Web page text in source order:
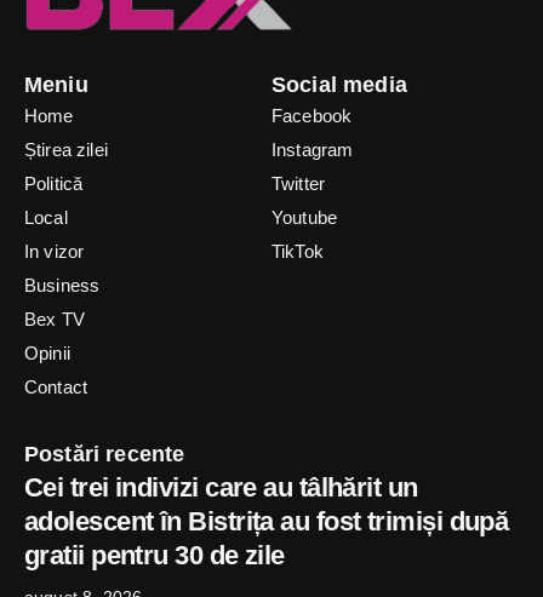
Meniu
Home
Știrea zilei
Politică
Local
In vizor
Business
Bex TV
Opinii
Contact
Social media
Facebook
Instagram
Twitter
Youtube
TikTok
Postări recente
Cei trei indivizi care au tâlhărit un
adolescent în Bistrița au fost trimiși după
gratii pentru 30 de zile